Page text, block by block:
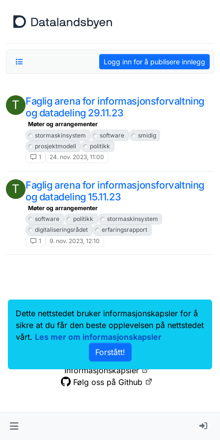
Logg inn for å publisere innlegg
T Faglig arena for informasjonsforvaltning
og datadeling 29.11.23
Møter og arrangementer
stormaskinsystem
software
smidig
prosjektmodell
politikk
1
24. nov. 2023, 11:00
T Faglig arena for informasjonsforvaltning
og datadeling 15.11.23
Møter og arrangementer
software
politikk
stormaskinsystem
digitaliseringsrådet
erfaringsrapport
1
9. nov. 2023, 12:10
Data.norge.no
Kontakt oss
Samtykke og brukervilkår
Tilgjengelighetserklæring
Personvernerklæring
Informasjonskapsler
Følg oss på Github
Dette nettstedet bruker informasjonskapsler for å
sikre at du får den beste opplevelsen på nettstedet
vårt. Les mer om informasjonskapsler
Forstått!